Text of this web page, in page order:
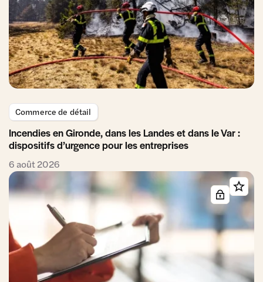
Commerce de détail
Incendies en Gironde, dans les Landes et dans le Var :
dispositifs d’urgence pour les entreprises
6 août 2026